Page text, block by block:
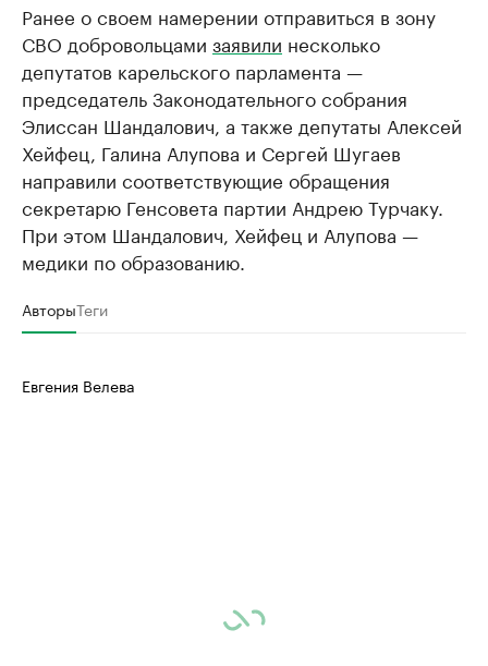
Ранее о своем намерении отправиться в зону
СВО добровольцами заявили несколько
депутатов карельского парламента —
председатель Законодательного собрания
Элиссан Шандалович, а также депутаты Алексей
Хейфец, Галина Алупова и Сергей Шугаев
направили соответствующие обращения
секретарю Генсовета партии Андрею Турчаку.
При этом Шандалович, Хейфец и Алупова —
медики по образованию.
АвторыТеги
Евгения Велева